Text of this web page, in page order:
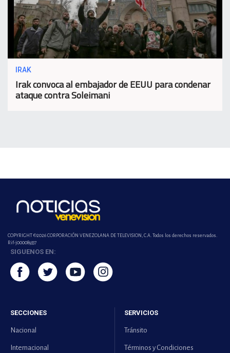
IRAK
Irak convoca al embajador de EEUU para condenar
ataque contra Soleimani
COPYRIGHT ©2026 CORPORACIÓN VENEZOLANA DE TELEVISION, C.A. Todos los derechos reservados.
Rif-j000089337
SIGUENOS EN:
SECCIONES
Nacional
Internacional
SERVICIOS
Tránsito
Términos y Condiciones